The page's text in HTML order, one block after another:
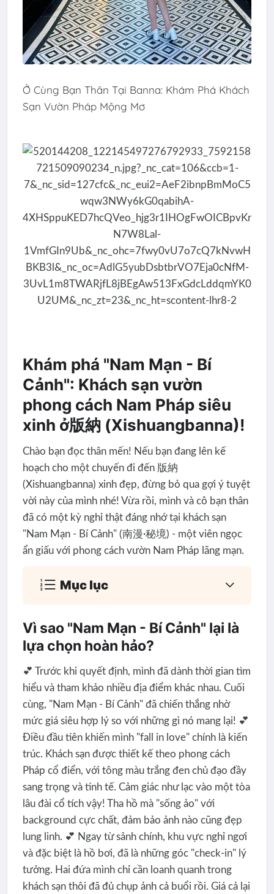
Ở Cùng Bạn Thân Tại Banna: Khám Phá Khách
Sạn Vườn Pháp Mộng Mơ
Khám phá "Nam Mạn - Bí
Cảnh": Khách sạn vườn
phong cách Nam Pháp siêu
xinh ở版納 (Xishuangbanna)!
Chào bạn đọc thân mến! Nếu bạn đang lên kế
hoạch cho một chuyến đi đến 版納
(Xishuangbanna) xinh đẹp, đừng bỏ qua gợi ý tuyệt
vời này của mình nhé! Vừa rồi, mình và cô bạn thân
đã có một kỳ nghỉ thật đáng nhớ tại khách sạn
"Nam Mạn - Bí Cảnh" (南漫·秘境) - một viên ngọc
ẩn giấu với phong cách vườn Nam Pháp lãng mạn.
Mục lục
Vì sao "Nam Mạn - Bí Cảnh" lại là
lựa chọn hoàn hảo?
💕 Trước khi quyết định, mình đã dành thời gian tìm
hiểu và tham khảo nhiều địa điểm khác nhau. Cuối
cùng, "Nam Mạn - Bí Cảnh" đã chiến thắng nhờ
mức giá siêu hợp lý so với những gì nó mang lại! 💕
Điều đầu tiên khiến mình "fall in love" chính là kiến
trúc. Khách sạn được thiết kế theo phong cách
Pháp cổ điển, với tông màu trắng đen chủ đạo đầy
sang trọng và tinh tế. Cảm giác như lạc vào một tòa
lâu đài cổ tích vậy! Tha hồ mà "sống ảo" với
background cực chất, đảm bảo ảnh nào cũng đẹp
lung linh. 💕 Ngay từ sảnh chính, khu vực nghỉ ngơi
và đặc biệt là hồ bơi, đã là những góc "check-in" lý
tưởng. Hai đứa mình chỉ cần loanh quanh trong
khách sạn thôi đã đủ chụp ảnh cả buổi rồi. Giá cả lại